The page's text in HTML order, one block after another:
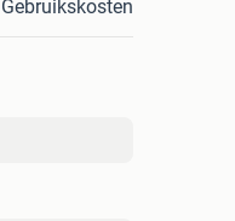
Gebruikskosten